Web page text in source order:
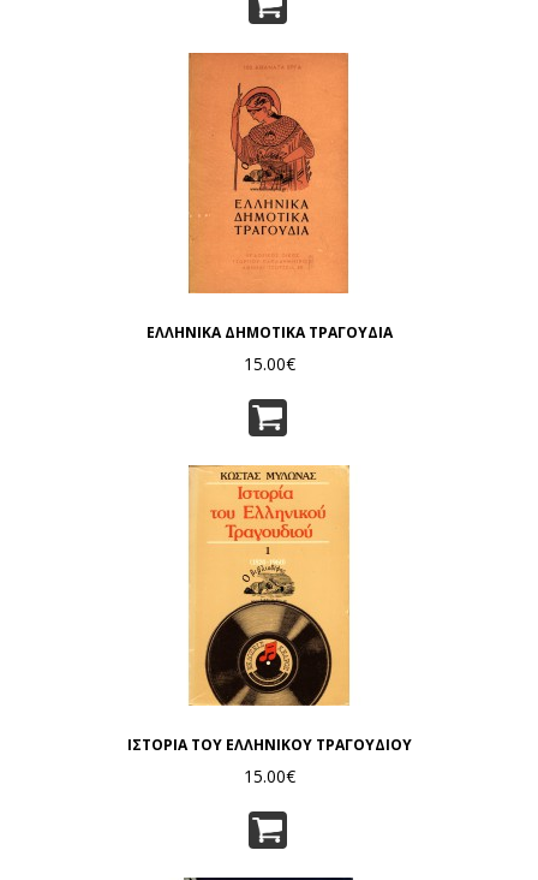
ΕΛΛΗΝΙΚΑ ΔΗΜΟΤΙΚΑ ΤΡΑΓΟΥΔΙΑ
15.00€
ΙΣΤΟΡΙΑ ΤΟΥ ΕΛΛΗΝΙΚΟΥ ΤΡΑΓΟΥΔΙΟΥ
15.00€